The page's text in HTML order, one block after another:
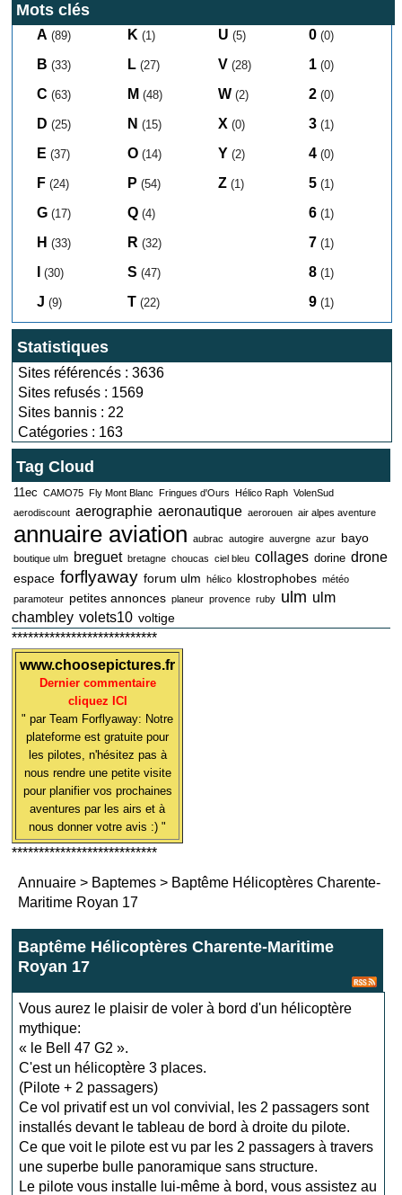
Mots clés
A (89)
B (33)
C (63)
D (25)
E (37)
F (24)
G (17)
H (33)
(30)
J (9)
K (1)
L (27)
M (48)
N (15)
O (14)
P (54)
Q (4)
R (32)
S (47)
T (22)
U (5)
V (28)
W (2)
X (0)
Y (2)
Z (1)
0 (0)
1 (0)
2 (0)
3 (1)
4 (0)
5 (1)
6 (1)
7 (1)
8 (1)
9 (1)
Statistiques
Sites référencés : 3636
Sites refusés : 1569
Sites bannis : 22
Catégories : 163
Tag Cloud
11ec CAMO75 Fly Mont Blanc Fringues d'Ours Hélico Raph VolenSud
aerodiscount aerographie aeronautique aerorouen air alpes aventure
annuaire aviation aubrac autogire auvergne azur bayo
boutique ulm breguet bretagne choucas ciel bleu collages dorine drone
espace forflyaway forum ulm hélico klostrophobes météo
paramoteur petites annonces planeur provence ruby ulm ulm
chambley volets10 voltige
***************************
www.choosepictures.fr
Dernier commentaire
cliquez ICI
" par Team Forflyaway: Notre
plateforme est gratuite pour
les pilotes, n'hésitez pas à
nous rendre une petite visite
pour planifier vos prochaines
aventures par les airs et à
nous donner votre avis :) "
***************************
Annuaire > Baptemes > Baptême Hélicoptères Charente-
Maritime Royan 17
Baptême Hélicoptères Charente-Maritime
Royan 17
Vous aurez le plaisir de voler à bord d'un hélicoptère
mythique:
« le Bell 47 G2 ».
C'est un hélicoptère 3 places.
(Pilote + 2 passagers)
Ce vol privatif est un vol convivial, les 2 passagers sont
installés devant le tableau de bord à droite du pilote.
Ce que voit le pilote est vu par les 2 passagers à travers
une superbe bulle panoramique sans structure.
Le pilote vous installe lui-même à bord, vous assistez au